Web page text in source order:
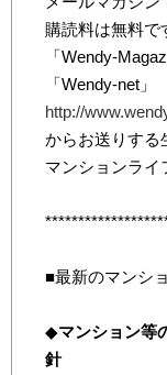
購読料は無料で
「Wendy-
「Wendy-net」
http://
からお送りする
マンションライ
■最新のマンシ
◆マンション
針